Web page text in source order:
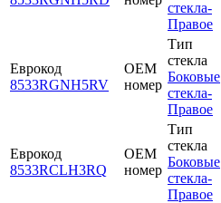
стекла-
Правое
Еврокод
8533RGNH5RV
OEM
номер
Тип
стекла
Боковые
стекла-
Правое
Еврокод
8533RCLH3RQ
OEM
номер
Тип
стекла
Боковые
стекла-
Правое